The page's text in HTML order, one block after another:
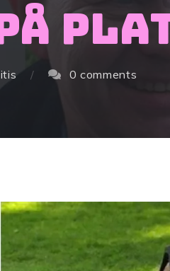
0 comments